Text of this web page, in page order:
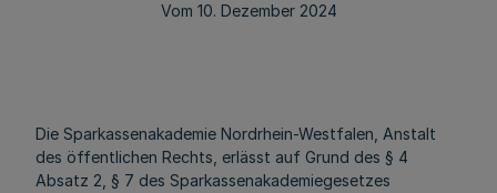
Vom 10. Dezember 2024
Die Sparkassenakademie Nordrhein-Westfalen, Anstalt
des öffentlichen Rechts, erlässt auf Grund des § 4
Absatz 2, § 7 des Sparkassenakademiegesetzes